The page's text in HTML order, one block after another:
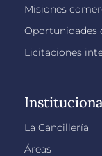
Misiones
Oportunidades
Licitaciones
La Cancillería
Áreas